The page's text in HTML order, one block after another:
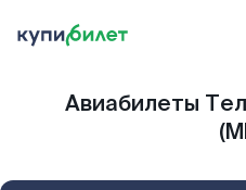
Авиабилеты